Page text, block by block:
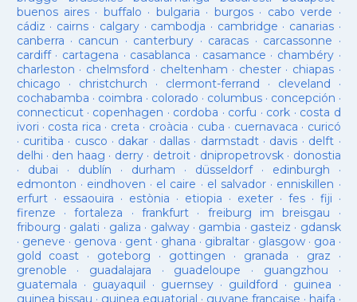
buenos aires· buffalo · bulgaria · burgos· cabo verde ·
cádiz · cairns· calgary · cambodja · cambridge · canarias·
canberra · cancun · canterbury · caracas · carcassonne ·
cardiff· cartagena · casablanca · casamance · chambéry·
charleston · chelmsford · cheltenham · chester· chiapas ·
chicago · christchurch · clermont-ferrand · cleveland ·
cochabamba · coimbra · colorado · columbus· concepción ·
connecticut· copenhagen · cordoba · corfu · cork · costa d
ivori · costa rica · creta · croàcia · cuba · cuernavaca · curicó
· curitiba · cusco · dakar · dallas · darmstadt· davis · delft ·
delhi · den haag · derry· detroit· dnipropetrovsk· donostia
· dubai · dublín · durham · düsseldorf· edinburgh ·
edmonton · eindhoven · el caire · el salvador · enniskillen ·
erfurt· essaouira · estònia · etiopia · exeter· fes· fiji ·
firenze ·fortaleza · frankfurt· freiburg im breisgau ·
fribourg · galati · galiza · galway· gambia · gasteiz · gdansk
· geneve · genova · gent· ghana · gibraltar· glasgow· goa ·
gold coast · goteborg · gottingen · granada · graz ·
grenoble · guadalajara · guadeloupe · guangzhou ·
guatemala · guayaquil · guernsey· guildford · guinea ·
guinea bissau · guinea equatorial · guyane française · haifa ·